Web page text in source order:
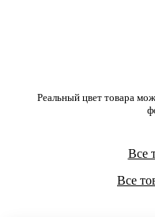
Реальный цвет товара
Все
Все